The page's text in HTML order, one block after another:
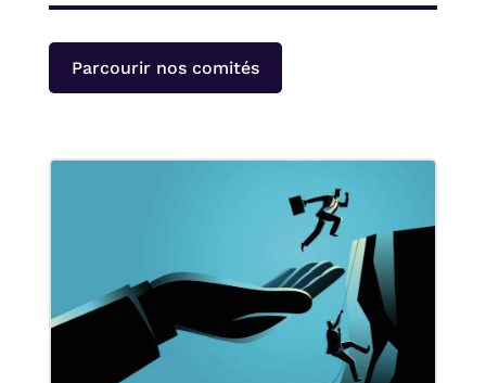
Parcourir nos comités